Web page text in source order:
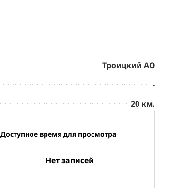
Троицкий АО
-
20 км.
Доступное время для просмотра
Нет записей